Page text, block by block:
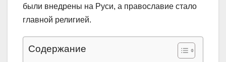
были внедрены на Руси, а православие стало
главной религией.
Содержание